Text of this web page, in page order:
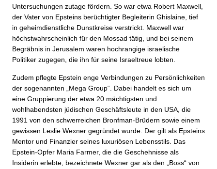
Untersuchungen zutage fördern. So war etwa Robert Maxwell,
der Vater von Epsteins berüchtigter Begleiterin Ghislaine, tief
in geheimdienstliche Dunstkreise verstrickt. Maxwell war
höchstwahrscheinlich für den Mossad tätig, und bei seinem
Begräbnis in Jerusalem waren hochrangige israelische
Politiker zugegen, die ihn für seine Israeltreue lobten.
Zudem pflegte Epstein enge Verbindungen zu Persönlichkeiten
der sogenannten „Mega Group“. Dabei handelt es sich um
eine Gruppierung der etwa 20 mächtigsten und
wohlhabendsten jüdischen Geschäftsleute in den USA, die
1991 von den schwerreichen Bronfman-Brüdern sowie einem
gewissen Leslie Wexner gegründet wurde. Der gilt als Epsteins
Mentor und Finanzier seines luxuriösen Lebensstils. Das
Epstein-Opfer Maria Farmer, die die Geschehnisse als
Insiderin erlebte, bezeichnete Wexner gar als den „Boss“ von